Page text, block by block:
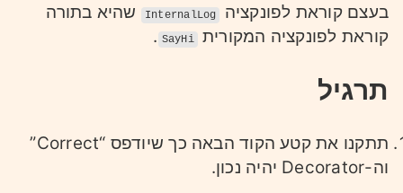
בעצם קוראת לפונקציה InternalLog
שהיא בתורה
קוראת לפונקציה המקורית SayHi
.
תרגיל
תתקנו את קטע הקוד הבאה כך שיודפס “Correct”
וה-Decorator יהיה נכון.